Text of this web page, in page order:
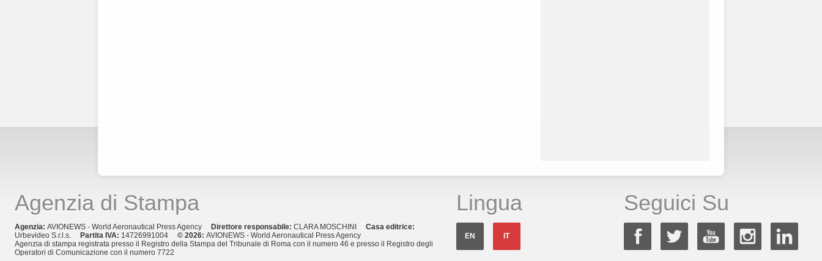
Agenzia di Stampa
Agenzia: AVIONEWS - World Aeronautical Press Agency Direttore responsabile: CLARA MOSCHINI Casa editrice:
Urbevideo S.r.l.s.
Partita IVA: 14726991004 © 2026: AVIONEWS - World Aeronautical Press Agency
Agenzia di stampa registrata presso il Registro della Stampa del Tribunale di Roma con il numero 46 e presso il Registro degli
Operatori di Comunicazione con il numero 7722
Lingua
EN IT
Seguici Su